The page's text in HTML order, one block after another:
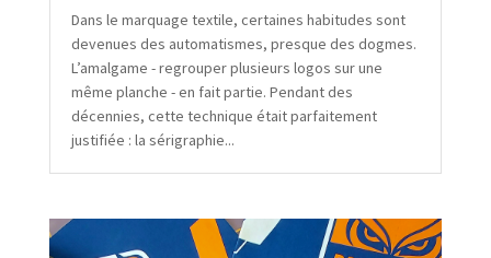
Dans le marquage textile, certaines habitudes sont
devenues des automatismes, presque des dogmes.
L’amalgame - regrouper plusieurs logos sur une
même planche - en fait partie. Pendant des
décennies, cette technique était parfaitement
justifiée : la sérigraphie...